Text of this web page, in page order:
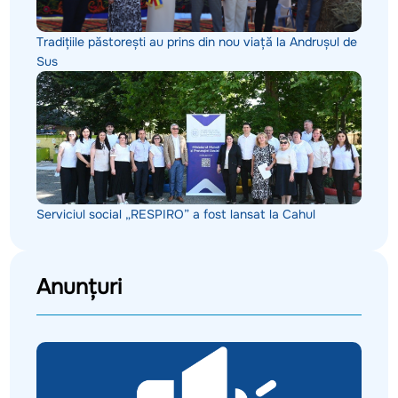
Tradițiile păstorești au prins din nou viață la Andrușul de
Sus
Serviciul social „RESPIRO” a fost lansat la Cahul
Anunțuri